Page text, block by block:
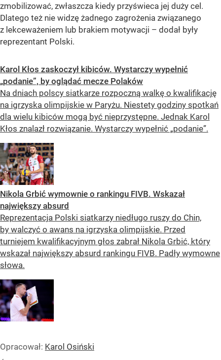
zmobilizować, zwłaszcza kiedy przyświeca jej duży cel.
Dlatego też nie widzę żadnego zagrożenia związanego
z lekceważeniem lub brakiem motywacji – dodał były
reprezentant Polski.
Karol Kłos zaskoczył kibiców. Wystarczy wypełnić
„podanie”, by oglądać mecze Polaków
Na dniach polscy siatkarze rozpoczną walkę o kwalifikację
na igrzyska olimpijskie w Paryżu. Niestety godziny spotkań
dla wielu kibiców mogą być nieprzystępne. Jednak Karol
Kłos znalazł rozwiązanie. Wystarczy wypełnić „podanie”.
Nikola Grbić wymownie o rankingu FIVB. Wskazał
największy absurd
Reprezentacja Polski siatkarzy niedługo ruszy do Chin,
by walczyć o awans na igrzyska olimpijskie. Przed
turniejem kwalifikacyjnym głos zabrał Nikola Grbić, który
wskazał największy absurd rankingu FIVB. Padły wymowne
słowa.
Opracował: Karol Osiński